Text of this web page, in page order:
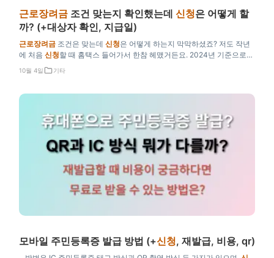
근로장려금 조건 맞는지 확인했는데 신청은 어떻게 할
까? (+대상자 확인, 지급일)
근로장려금 조건은 맞는데 신청은 어떻게 하는지 막막하셨죠? 저도 작년
에 처음 신청할 때 홈택스 들어가서 한참 헤맸거든요. 2024년 기준으로
단독가구는 최대 165만원, 맞벌이가구는 330만원까지 받을 수 있어요. 조
건 확인부터 실제
10월 4일 기타
모바일 주민등록증 발급 방법 (+신청, 재발급, 비용, qr)